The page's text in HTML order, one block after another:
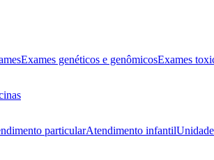
Exames genéticos e genômicosExames
particularAtendimento infantil